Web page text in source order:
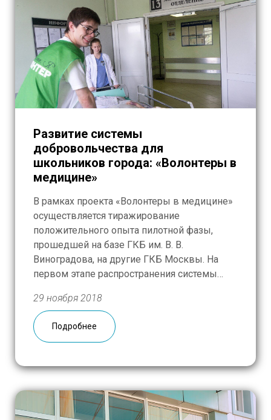
Развитие системы
добровольчества для
школьников города: «Волонтеры в
медицине»
В рамках проекта «Волонтеры в медицине»
осуществляется тиражирование
положительного опыта пилотной фазы,
прошедшей на базе ГКБ им. В. В.
Виноградова, на другие ГКБ Москвы. На
первом этапе распространения системы
добровольчество в медицинском
учреждении подключаются городские
клинические больницы в ЮАО, ЦАО и СВАО.
Потому что именно в этих округах находится
[…]
29 ноября 2018
Подробнее